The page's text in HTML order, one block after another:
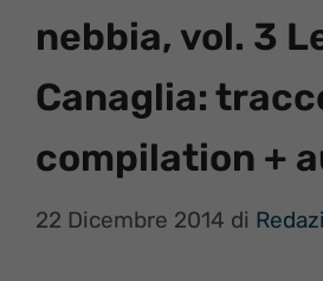
nebbia, vol. 3
Canaglia:
compilation +
22 Dicembre 2014 di